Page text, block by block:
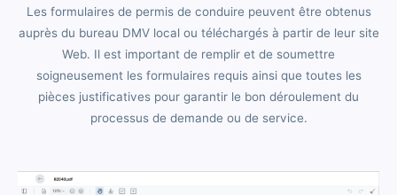
Les formulaires de permis de conduire peuvent être obtenus
auprès du bureau DMV local ou téléchargés à partir de leur site
Web. Il est important de remplir et de soumettre
soigneusement les formulaires requis ainsi que toutes les
pièces justificatives pour garantir le bon déroulement du
processus de demande ou de service.